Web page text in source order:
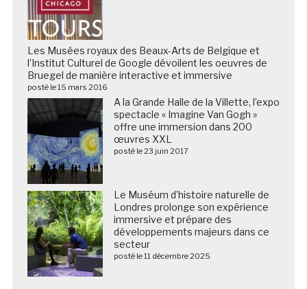
Les Musées royaux des Beaux-Arts de Belgique et
l’Institut Culturel de Google dévoilent les oeuvres de
Bruegel de manière interactive et immersive
posté le 15 mars 2016
A la Grande Halle de la Villette, l’expo
spectacle « Imagine Van Gogh »
offre une immersion dans 200
œuvres XXL
posté le 23 juin 2017
Le Muséum d’histoire naturelle de
Londres prolonge son expérience
immersive et prépare des
développements majeurs dans ce
secteur
posté le 11 décembre 2025